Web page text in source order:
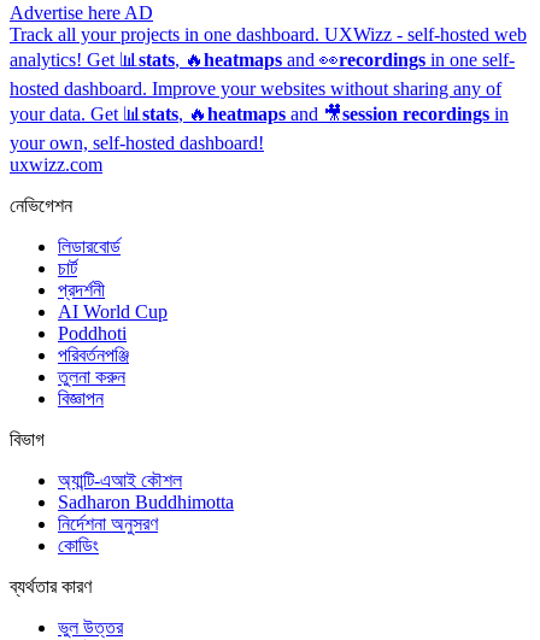
Advertise here AD
Track all your projects in one dashboard. UXWizz - self-hosted web
analytics! Get 📊 stats, 🔥heatmaps and 👀recordings in one self-
hosted dashboard. Improve your websites without sharing any of
your data. Get 📊 stats, 🔥heatmaps and 🎥session recordings in
your own, self-hosted dashboard!
uxwizz.com
নেভিগেশন
লিডারবোর্ড
চার্ট
প্রদর্শনী
AI World Cup
Poddhoti
পরিবর্তনপঞ্জি
তুলনা করুন
বিজ্ঞাপন
বিভাগ
অ্যান্টি-এআই কৌশল
Sadharon Buddhimotta
নির্দেশনা অনুসরণ
কোডিং
ব্যর্থতার কারণ
ভুল উত্তর